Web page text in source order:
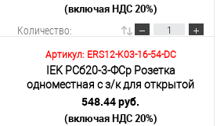
Подробнее(включая НДС 20%)
Количество:
В корзину
Подробнее
Артикул: ERS12-K03-16-54-DC
IEK РСб20-3-ФСр Розетка
одноместная с з/к для открытой
установки IP54
548.44 руб.
(включая НДС 20%)